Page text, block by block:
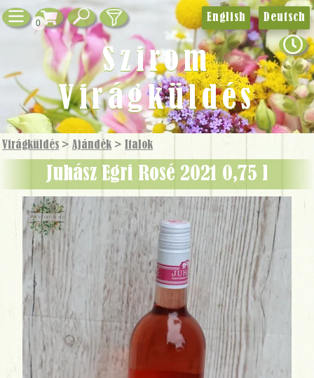
0
Virágküldés >Ajándék > Italok
Juhász Egri Rosé 2021 0,75 l
English Deutsch
Szirom
Virágküldés